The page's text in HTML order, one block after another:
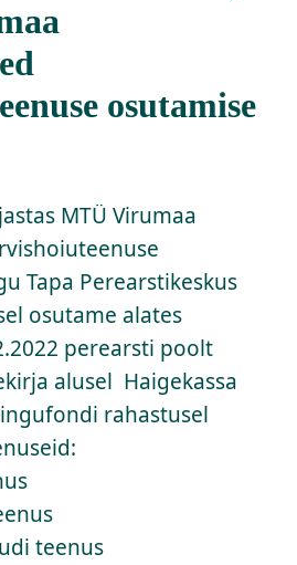
osutamise
MTÜ Virumaa
Tapa Perearstikeskus
osutame alates
perearsti poolt
alusel Haigekassa
rahastusel
teenus